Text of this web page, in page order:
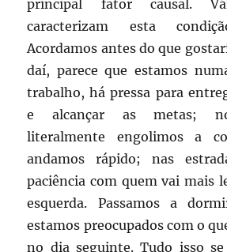
principal fator causal.
caracterizam esta
Acordamos antes do que
daí, parece que estamos
trabalho, há pressa para
e alcançar as metas;
literalmente engolimos a
andamos rápido; nas
paciência com quem vai mais
esquerda. Passamos a
estamos preocupados com o
no dia seguinte. Tudo isso